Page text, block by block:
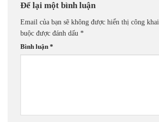
Để lại một bình luận
Email của bạn sẽ không được hiển thị công khai.
buộc được đánh dấu *
Bình luận *